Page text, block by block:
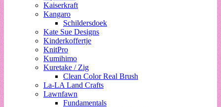
Kaiserkraft
Kangaro
Schildersdoek
Kate Sue Designs
Kinderkoffertje
KnitPro
Kumihimo
Kuretake / Zig
Clean Color Real Brush
La-LA Land Crafts
Lawnfawn
Fundamentals